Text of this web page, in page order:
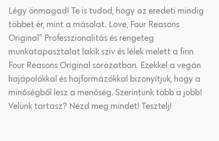
Légy önmagad! Te is tudod, hogy az eredeti mindig
többet ér, mint a másolat. Love, Four Reasons
Original” Professzionalitás és rengeteg
munkatapasztalat lakik szív és lélek melett a finn
Four Reasons Original sorozatban. Ezekkel a vegán
hajápolókkal és hajformázókkal bizonyítjuk, hogy a
minőségből lesz a menőség. Szerintünk több a jobb!
Velünk tartasz? Nézd meg mindet! Tesztelj!